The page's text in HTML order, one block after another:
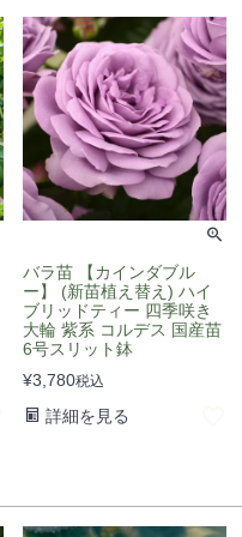
バラ苗 【カインダブル
ー】 (新苗植え替え) ハイ
ブリッドティー 四季咲き
大輪 紫系 コルデス 国産苗
6号スリット鉢
¥3,780税込
詳細を見る